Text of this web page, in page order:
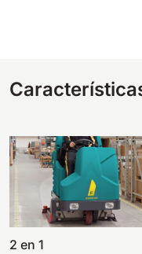
810
E100
1000
E110-D
2 en 1